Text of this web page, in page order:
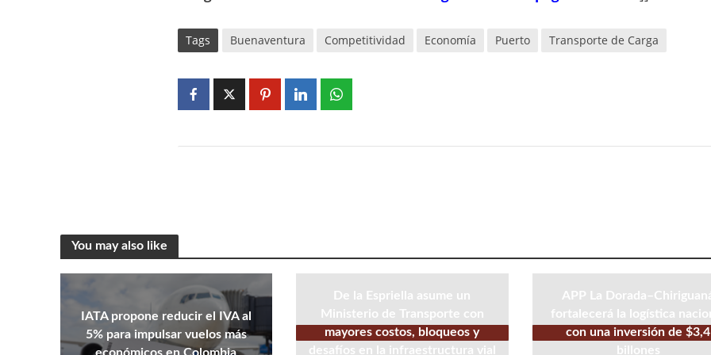
Tags Buenaventura Competitividad Economía Puerto Transporte de Carga
You may also like
IATA propone reducir el IVA al
5% para impulsar vuelos más
económicos en Colombia
De la Espriella asume un
Ministerio de Transporte con
mayores costos, bloqueos y
desafíos en la infraestructura vial
APP La
fortalecerá la logística
con una inversión de $3,4
billones